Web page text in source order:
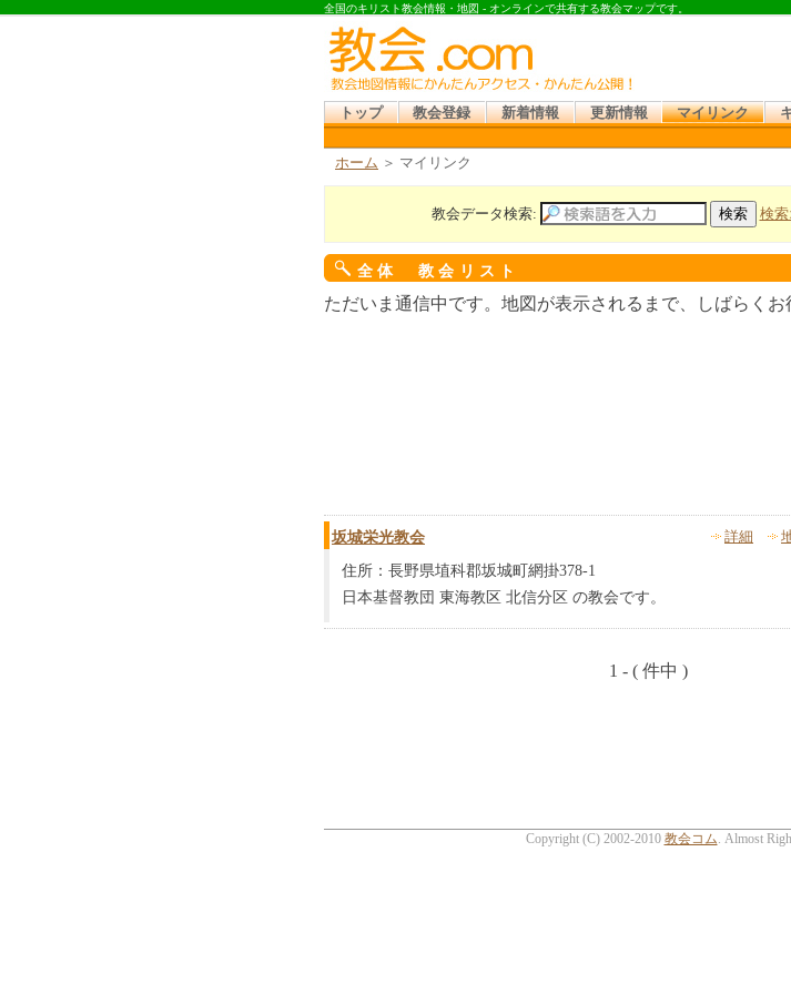
全国のキリスト教会情報・地図 - オンラインで共有する教会マップです。
トップ 教会登録 新着情報 更新情報 マイリンク
ホーム ＞ マイリンク
教会データ検索: 検
全体 教会リスト
ただいま通信中です。地図が表示されるまで、しばらくお
坂城栄光教会 詳細
住所：長野県埴科郡坂城町網掛378-1
日本基督教団 東海教区 北信分区 の教会です。
1 - ( 件中 )
Copyright (C) 2002-2010 教会コム . Almost